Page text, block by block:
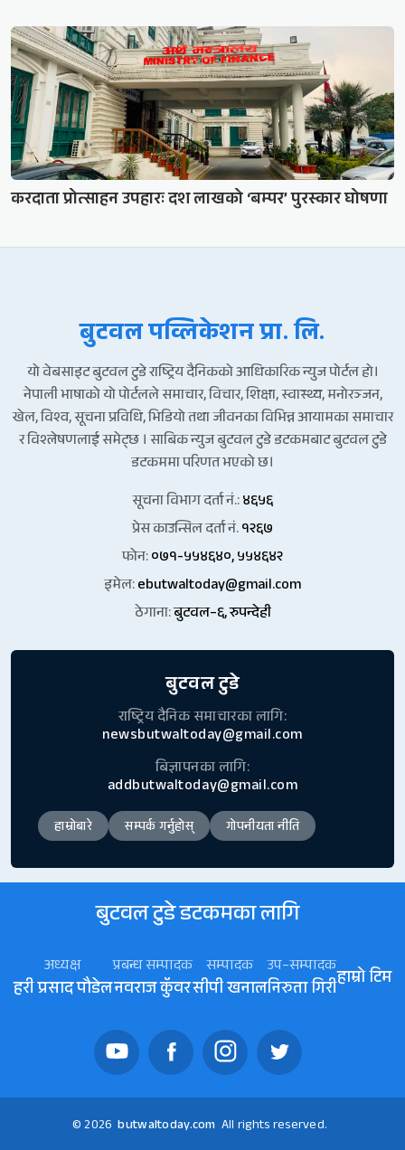
करदाता प्रोत्साहन उपहारः दश लाखको ‘बम्पर’ पुरस्कार घोषणा
बुटवल पव्लिकेशन प्रा. लि.
यो वेबसाइट बुटवल टुडे राष्ट्रिय दैनिकको आधिकारिक न्युज पोर्टल हो।
नेपाली भाषाको यो पोर्टलले समाचार, विचार, शिक्षा, स्वास्थ्य, मनोरञ्जन,
खेल, विश्व, सूचना प्रविधि, भिडियो तथा जीवनका विभिन्न आयामका समाचार
र विश्लेषणलाई समेट्छ । साबिक न्युज बुटवल टुडे डटकमबाट बुटवल टुडे
डटकममा परिणत भएको छ।
सूचना विभाग दर्ता नं.:४६५६
प्रेस काउन्सिल दर्ता नं.१२६७
फोन:०७१-५५४६४०, ५५४६४२
इमेल:ebutwaltoday@gmail.com
ठेगाना:बुटवल–६, रुपन्देही
बुटवल टुडे
राष्ट्रिय दैनिक समाचारका लागि:
newsbutwaltoday@gmail.com
बिज्ञापनका लागि:
addbutwaltoday@gmail.com
हाम्रोबारे सम्पर्क गर्नुहोस् गोपनीयता नीति
बुटवल टुडे डटकमका लागि
अध्यक्ष
हरी प्रसाद पौडेल
प्रबन्ध सम्पादक
नवराज कॅुवर
सम्पादक
सीपी खनाल
उप–सम्पादक
निरुता गिरीहाम्रो टिम
© 2026 butwaltoday.com All rights reserved.